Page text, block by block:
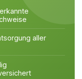
aller